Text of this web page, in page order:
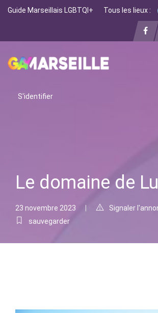
Guide Marseillais LGBTQI+ Tous les lieux :
S'identifier
Le domaine de
23 novembre 2023
Signaler
sauvegarder